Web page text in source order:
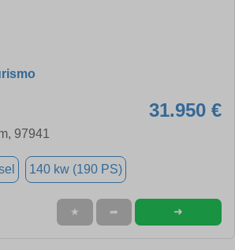
31.950 €
97941
140 kw (190 PS)
★ ➦ ➜